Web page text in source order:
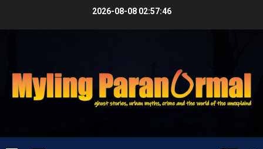
2026-08-08 02:57:47